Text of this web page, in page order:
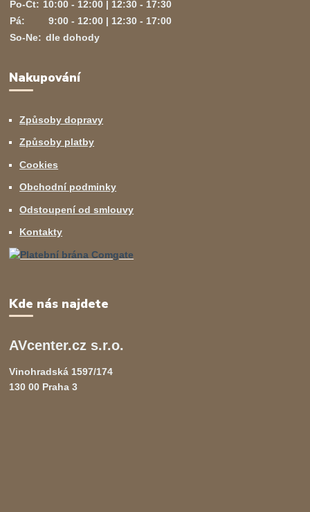
Po-Čt: 10:00 - 12:00 | 12:30 - 17:30
Pá:
9:00 - 12:00 | 12:30 - 17:00
So-Ne: dle dohody
Nakupování
Způsoby dopravy
Způsoby platby
Cookies
Obchodní podminky
Odstoupení od smlouvy
Kontakty
Kde nás najdete
AVcenter.cz s.r.o.
Vinohradská 1597/174
130 00 Praha 3